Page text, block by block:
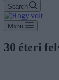
Search
Menu
30 éteri